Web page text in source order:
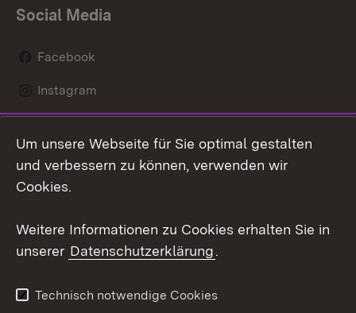
Social Media
Facebook
Instagram
Mastodon
Youtube
Kontakt
Datenschutz
Barrierefreiheit
Um unsere Webseite für Sie optimal gestalten
und verbessern zu können, verwenden wir
Cookies.
Weitere Informationen zu Cookies erhalten Sie in
unserer Datenschutzerklärung.
Technisch notwendige Cookies